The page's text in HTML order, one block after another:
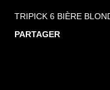
TRIPICK 6 BIÈRE
PARTAGER